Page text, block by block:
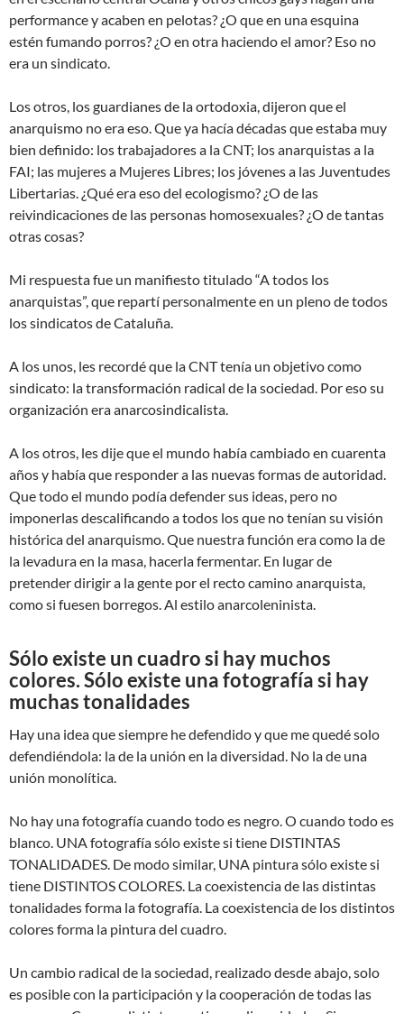
performance y acaben en pelotas? ¿O que en una esquina
estén fumando porros? ¿O en otra haciendo el amor? Eso no
era un sindicato.
Los otros, los guardianes de la ortodoxia, dijeron que el
anarquismo no era eso. Que ya hacía décadas que estaba muy
bien definido: los trabajadores a la CNT; los anarquistas a la
FAI; las mujeres a Mujeres Libres; los jóvenes a las Juventudes
Libertarias. ¿Qué era eso del ecologismo? ¿O de las
reivindicaciones de las personas homosexuales? ¿O de tantas
otras cosas?
Mi respuesta fue un manifiesto titulado “A todos los
anarquistas”, que repartí personalmente en un pleno de todos
los sindicatos de Cataluña.
A los unos, les recordé que la CNT tenía un objetivo como
sindicato: la transformación radical de la sociedad. Por eso su
organización era anarcosindicalista.
A los otros, les dije que el mundo había cambiado en cuarenta
años y había que responder a las nuevas formas de autoridad.
Que todo el mundo podía defender sus ideas, pero no
imponerlas descalificando a todos los que no tenían su visión
histórica del anarquismo. Que nuestra función era como la de
la levadura en la masa, hacerla fermentar. En lugar de
pretender dirigir a la gente por el recto camino anarquista,
como si fuesen borregos. Al estilo anarcoleninista.
Sólo existe un cuadro si hay muchos
colores. Sólo existe una fotografía si hay
muchas tonalidades
Hay una idea que siempre he defendido y que me quedé solo
defendiéndola: la de la unión en la diversidad. No la de una
unión monolítica.
No hay una fotografía cuando todo es negro. O cuando todo es
blanco. UNA fotografía sólo existe si tiene DISTINTAS
TONALIDADES. De modo similar, UNA pintura sólo existe si
tiene DISTINTOS COLORES. La coexistencia de las distintas
tonalidades forma la fotografía. La coexistencia de los distintos
colores forma la pintura del cuadro.
Un cambio radical de la sociedad, realizado desde abajo, solo
es posible con la participación y la cooperación de todas las